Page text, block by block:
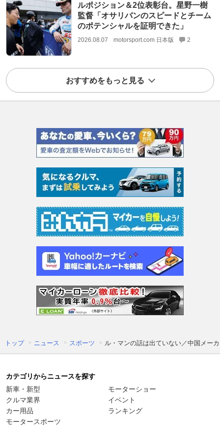
ルポジション＆2位表彰台。星野一樹
監督「オサリバンのスピードとチーム
のポテンシャルを証明できた」
2026.08.07 motorsport.com 日本版 2
おすすめをもっと見る
トップ ニュース スポーツ ル・マンの話は出ていない／中国メー
カテゴリからニュースを探す
新車・新型
クルマ業界
カー用品
モータースポーツ
モーターショー
イベント
ランキング